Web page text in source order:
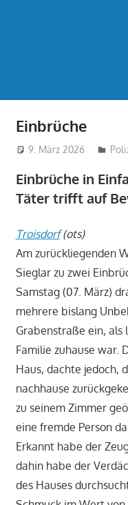
Einbrüche
9. März 2026
Einbrüche in
Täter trifft auf
Troisdorf(ots)
Am zurückliegenden
Sieglar zu zwei
Samstag (07. März)
mehrere bislang
Grabenstraße ein, als
Familie zuhause war.
Haus, dachte jedoch,
nachhause
zu seinem Zimmer
eine fremde Person
Erkannt habe der
dahin habe der
des Hauses